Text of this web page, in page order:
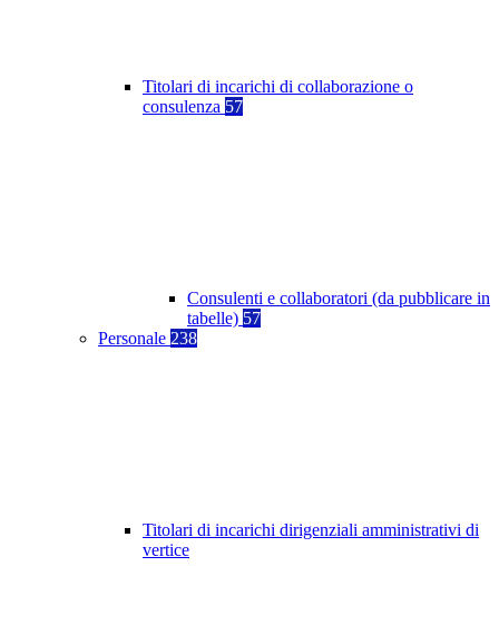
Titolari di incarichi di collaborazione o
consulenza 57
Consulenti e collaboratori (da pubblicare in
tabelle) 57
Personale 238
Titolari di incarichi dirigenziali amministrativi di
vertice